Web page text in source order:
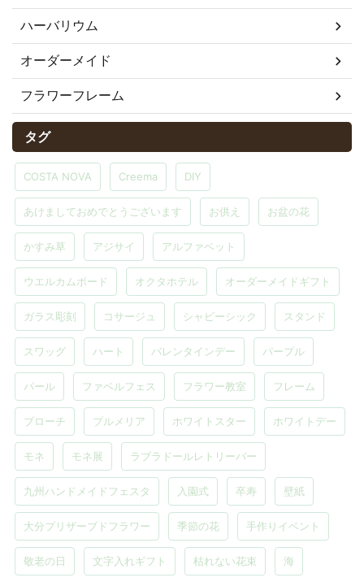
ハーバリウム
オーダーメイド
フラワーフレーム
タグ
COSTA NOVA Creema DIY
あけましておめでとうございます お供え お盆の花
かすみ草 アジサイ アルファベット
ウエルカムボード オクタホテル オーダーメイドギフト
ガラス彫刻 コサージュ シャビーシック スタンド
スワッグ ハート バレンタインデー パープル
パール ファベルフェス フラワー教室 フレーム
ブローチ プルメリア ホワイトスター ホワイトデー
モネ モネ展 ラブラドールレトリーバー
九州ハンドメイドフェスタ 入園式 卒寿 壁紙
大分プリザーブドフラワー 季節の花 手作りイベント
敬老の日 文字入れギフト 枯れない花束 海